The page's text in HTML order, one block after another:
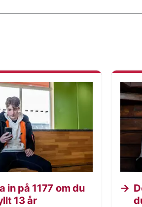
in på 1177 om du
13 år